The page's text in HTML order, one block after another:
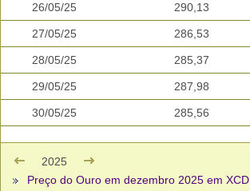
26/05/25 290,13
27/05/25 286,53
28/05/25 285,37
29/05/25 287,98
30/05/25 285,56
2025
Preço do Ouro em dezembro 2025 em XCD